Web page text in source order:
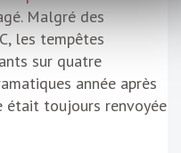
Malgré des
les tempêtes
sur quatre
année après
était toujours renvoyée